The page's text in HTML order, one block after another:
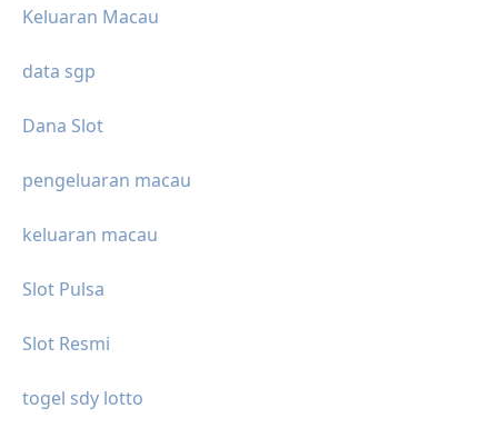
Keluaran Macau
data sgp
Dana Slot
pengeluaran macau
keluaran macau
Slot Pulsa
Slot Resmi
togel sdy lotto